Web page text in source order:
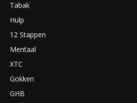
Tabak
Hulp
12 Stappen
Mentaal
XTC
Gokken
GHB